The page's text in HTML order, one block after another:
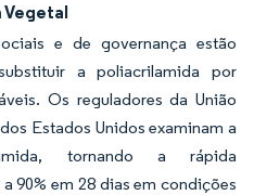
Vegetal
e de governança estão
a poliacrilamida por
Os reguladores da União
Estados Unidos examinam a
tornando a rápida
90% em 28 dias em condições